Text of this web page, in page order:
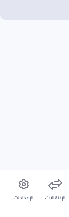
الإنتقالات الإعدادات